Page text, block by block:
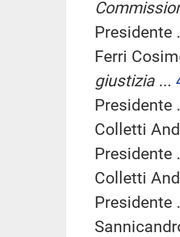
Presidente
Ferri
giustizia...
Presidente
Colletti
Presidente
Colletti
Presidente